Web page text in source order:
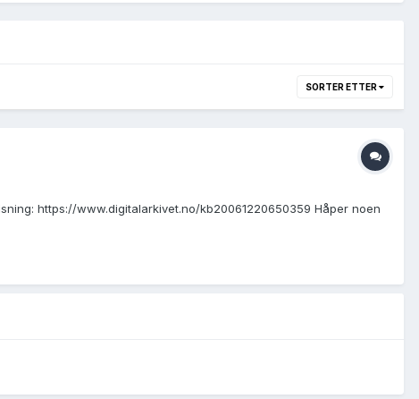
SORTER ETTER
https://www.digitalarkivet.no/kb20061220650359 Håper noen